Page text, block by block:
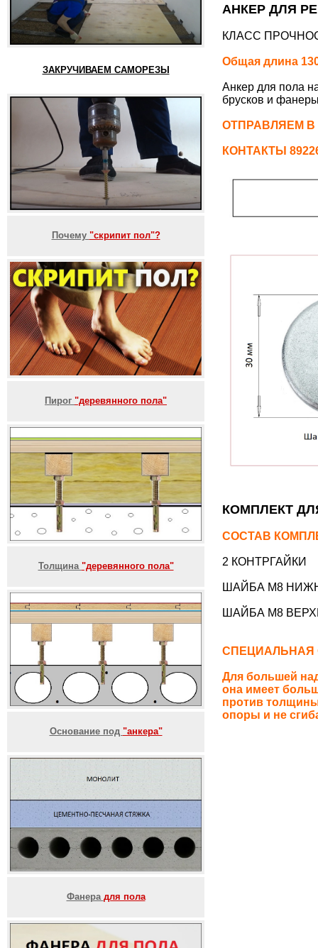
ЗАКРУЧИВАЕМ САМОРЕЗЫ
Почему "скрипит пол"?
Пирог "деревянного пола"
Толщина "деревянного пола"
Основание под "анкера"
Фанера для пола
АНКЕР ДЛЯ
КЛАСС
Общая длина
Анкер для пола
брусков и
ОТПРАВЛЯЕМ
КОНТАКТЫ
КОМПЛЕКТ
СОСТАВ
2 КОНТРГАЙКИ
ШАЙБА М8
ШАЙБА М8
Для большей
она имеет
против
опоры и не